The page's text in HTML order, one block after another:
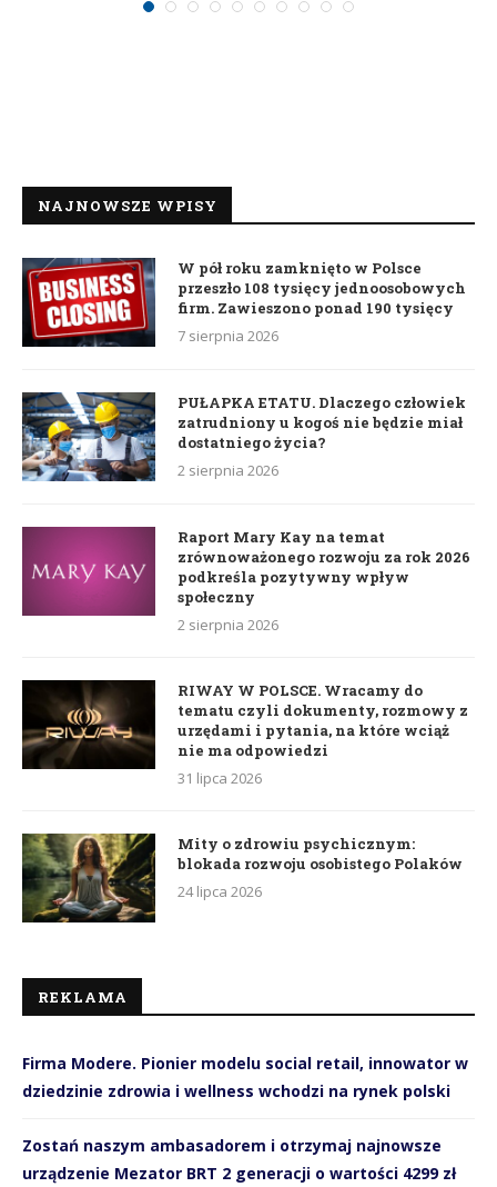
NAJNOWSZE WPISY
W pół roku zamknięto w Polsce
przeszło 108 tysięcy jednoosobowych
firm. Zawieszono ponad 190 tysięcy
7 sierpnia 2026
PUŁAPKA ETATU. Dlaczego człowiek
zatrudniony u kogoś nie będzie miał
dostatniego życia?
2 sierpnia 2026
Raport Mary Kay na temat
zrównoważonego rozwoju za rok 2026
podkreśla pozytywny wpływ
społeczny
2 sierpnia 2026
RIWAY W POLSCE. Wracamy do
tematu czyli dokumenty, rozmowy z
urzędami i pytania, na które wciąż
nie ma odpowiedzi
31 lipca 2026
Mity o zdrowiu psychicznym:
blokada rozwoju osobistego Polaków
24 lipca 2026
REKLAMA
Firma Modere. Pionier modelu social retail, innowator w
dziedzinie zdrowia i wellness wchodzi na rynek polski
Zostań naszym ambasadorem i otrzymaj najnowsze
urządzenie Mezator BRT 2 generacji o wartości 4299 zł